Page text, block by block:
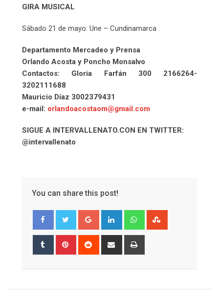
GIRA MUSICAL
Sábado 21 de mayo: Une – Cundinamarca
Departamento Mercadeo y Prensa
Orlando Acosta y Poncho Monsalvo
Contactos: Gloria Farfán 300 2166264-
3202111688
Mauricio Díaz 3002379431
e-mail: orlandoacostaom@gmail.com
SIGUE A INTERVALLENATO.CON EN TWITTER:
@intervallenato
You can share this post!
Google+ LinkedIn Whatsapp
Tumblr Pinterest Reddit
Share